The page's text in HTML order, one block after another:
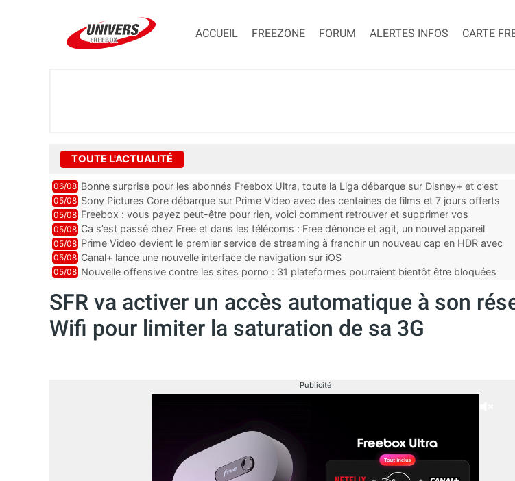
ACCUEIL FREEZONE FORUM ALERTES INFOS CARTE
TOUTE L'ACTUALITÉ
06/08 Bonne surprise pour les abonnés Freebox Ultra, toute la Liga débarque sur Disney+ et c’est
inclus
05/08 Sony Pictures Core débarque sur Prime Video avec des centaines de films et 7 jours offerts
05/08 Freebox : vous payez peut-être pour rien, voici comment retrouver et supprimer vos
abonnements TV oubliés
05/08 Ca s’est passé chez Free et dans les télécoms : Free dénonce et agit, un nouvel appareil
pointe le bout de...
05/08 Prime Video devient le premier service de streaming à franchir un nouveau cap en HDR avec
ce lancement
05/08 Canal+ lance une nouvelle interface de navigation sur iOS
05/08 Nouvelle offensive contre les sites porno : 31 plateformes pourraient bientôt être bloquées
SFR va activer un accès automatique à son
Wifi pour limiter la saturation de sa 3G
Publicité